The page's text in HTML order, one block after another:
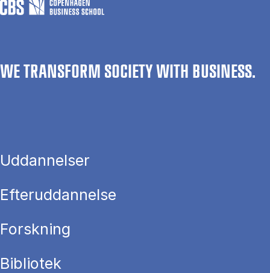
WE TRANSFORM SOCIETY WITH BUSINESS.
Uddannelser
Efteruddannelse
Forskning
Bibliotek